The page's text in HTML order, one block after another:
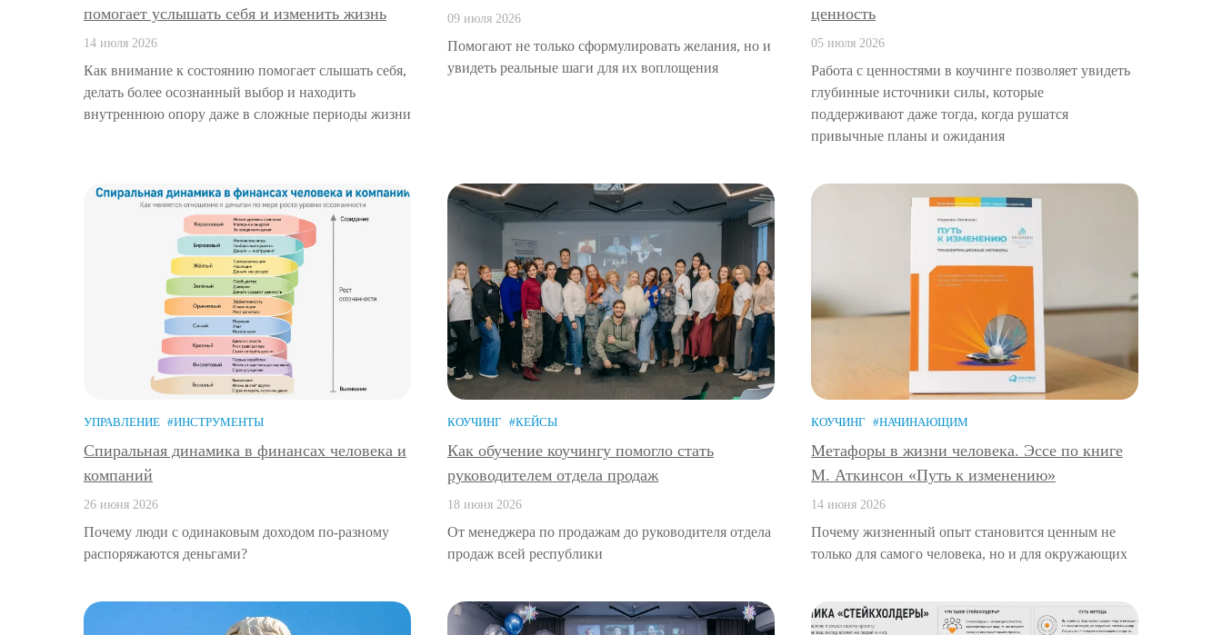
помогает услышать себя и изменить жизнь
14 июля 2026
Как внимание к состоянию помогает слышать себя,
делать более осознанный выбор и находить
внутреннюю опору даже в сложные периоды жизни
09 июля 2026
Помогают не только сформулировать желания, но и
увидеть реальные шаги для их воплощения
ценность
05 июля 2026
Работа с ценностями в коучинге позволяет увидеть
глубинные источники силы, которые
поддерживают даже тогда, когда рушатся
привычные планы и ожидания
УПРАВЛЕНИЕ #ИНСТРУМЕНТЫ
Спиральная динамика в финансах человека и
компаний
26 июня 2026
Почему люди с одинаковым доходом по-разному
распоряжаются деньгами?
КОУЧИНГ #КЕЙСЫ
Как обучение коучингу помогло стать
руководителем отдела продаж
18 июня 2026
От менеджера по продажам до руководителя отдела
продаж всей республики
КОУЧИНГ #НАЧИНАЮЩИМ
Метафоры в жизни человека. Эссе по книге
М. Аткинсон «Путь к изменению»
14 июня 2026
Почему жизненный опыт становится ценным не
только для самого человека, но и для окружающих